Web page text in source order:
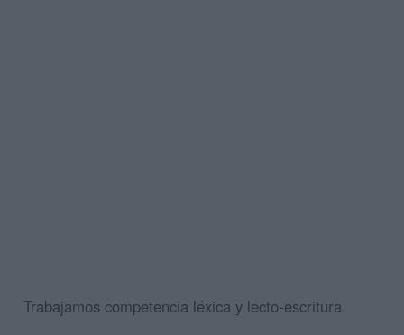
Trabajamos competencia léxica y lecto-escritura.